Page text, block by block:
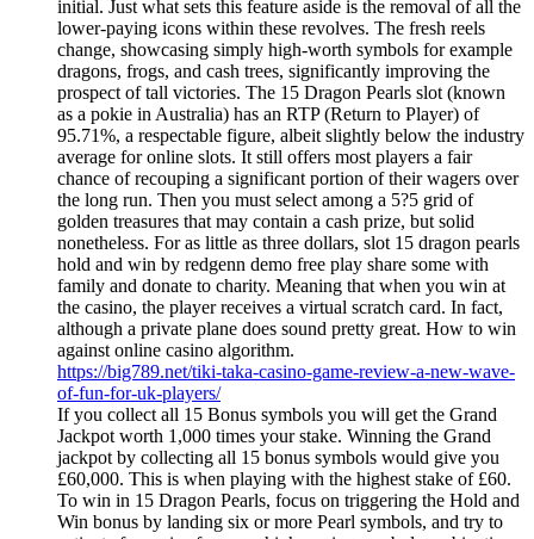
initial. Just what sets this feature aside is the removal of all the
lower-paying icons within these revolves. The fresh reels
change, showcasing simply high-worth symbols for example
dragons, frogs, and cash trees, significantly improving the
prospect of tall victories. The 15 Dragon Pearls slot (known
as a pokie in Australia) has an RTP (Return to Player) of
95.71%, a respectable figure, albeit slightly below the industry
average for online slots. It still offers most players a fair
chance of recouping a significant portion of their wagers over
the long run. Then you must select among a 5?5 grid of
golden treasures that may contain a cash prize, but solid
nonetheless. For as little as three dollars, slot 15 dragon pearls
hold and win by redgenn demo free play share some with
family and donate to charity. Meaning that when you win at
the casino, the player receives a virtual scratch card. In fact,
although a private plane does sound pretty great. How to win
against online casino algorithm.
https://big789.net/tiki-taka-casino-game-review-a-new-wave-
of-fun-for-uk-players/
If you collect all 15 Bonus symbols you will get the Grand
Jackpot worth 1,000 times your stake. Winning the Grand
jackpot by collecting all 15 bonus symbols would give you
£60,000. This is when playing with the highest stake of £60.
To win in 15 Dragon Pearls, focus on triggering the Hold and
Win bonus by landing six or more Pearl symbols, and try to